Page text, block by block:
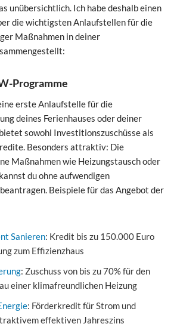
unübersichtlich. Ich habe deshalb einen
die wichtigsten Anlaufstellen für die
Maßnahmen in deiner
Programme
erste Anlaufstelle für die
deines Ferienhauses oder deiner
sowohl Investitionszuschüsse als
Besonders attraktiv: Die
Maßnahmen wie Heizungstausch oder
du ohne aufwendigen
Beispiele für das Angebot der
Sanieren: Kredit bis zu 150.000 Euro
zum Effizienzhaus
: Zuschuss von bis zu 70% für den
einer klimafreundlichen Heizung
: Förderkredit für Strom und
effektiven Jahreszins